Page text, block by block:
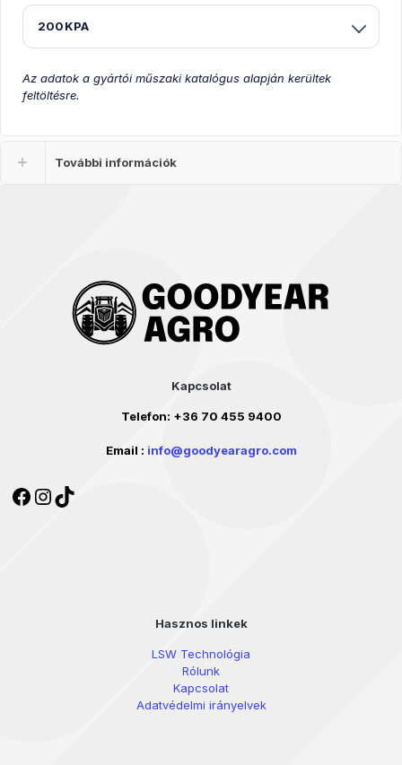
200KPA
Az adatok a gyártói műszaki katalógus alapján kerültek
feltöltésre.
További információk
Kapcsolat
Telefon: +36 70 455 9400
Email : info@goodyearagro.com
Facebook
Instagram
TikTok
Hasznos linkek
LSW Technológia
Rólunk
Kapcsolat
Adatvédelmi irányelvek